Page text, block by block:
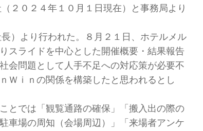
２０２４年１０月１日現在）と事務局より
）より行われた。８月２１日、ホテルメル
スライドを中心とした開催概要・結果報告
会問題として人手不足への対応策が必要不
Ｗｉｎの関係を構築したと思われるとし
とでは「観覧通路の確保」「搬入出の際の
車場の周知（会場周辺）」「来場者アンケ